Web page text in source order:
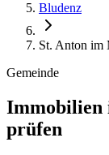
Bludenz
St. Anton im
Gemeinde
Immobilien
prüfen